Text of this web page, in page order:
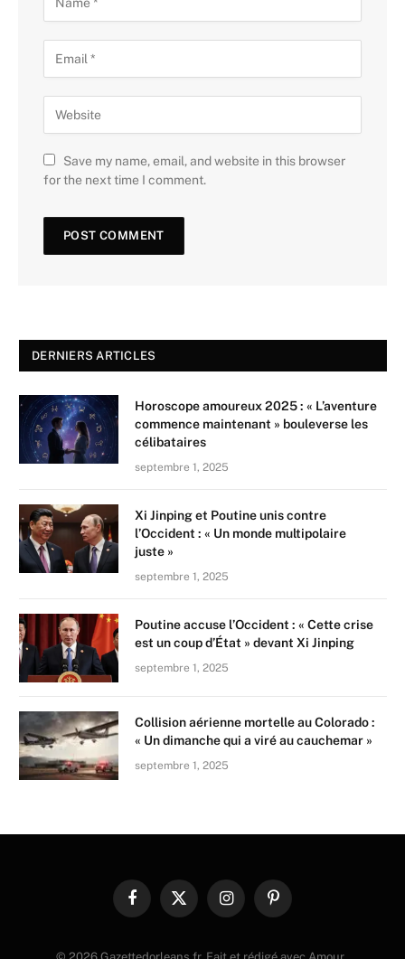
Save my name, email, and website in this browser
for the next time I comment.
DERNIERS ARTICLES
Horoscope amoureux 2025 : « L’aventure
commence maintenant » bouleverse les
célibataires
septembre 1, 2025
Xi Jinping et Poutine unis contre
l’Occident : « Un monde multipolaire
juste »
septembre 1, 2025
Poutine accuse l’Occident : « Cette crise
est un coup d’État » devant Xi Jinping
septembre 1, 2025
Collision aérienne mortelle au Colorado :
« Un dimanche qui a viré au cauchemar »
septembre 1, 2025
FacebookX
InstagramPinterest